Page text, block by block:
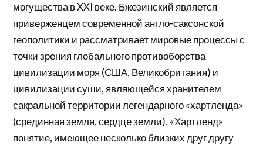
могущества в XXI веке. Бжезинский является
приверженцем современной англо-саксонской
геополитики и рассматривает мировые процессы с
точки зрения глобального противоборства
цивилизации моря (США, Великобритания) и
цивилизации суши, являющейся хранителем
сакральной территории легендарного «хартленда»
(срединная земля, сердце земли). «Хартленд»
понятие, имеющее несколько близких друг другу